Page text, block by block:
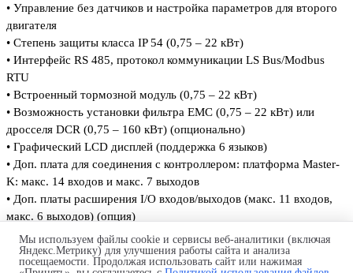
• Управление без датчиков и настройка параметров для второго
двигателя
• Степень защиты класса IP 54 (0,75 – 22 кВт)
• Интерфейс RS 485, протокол коммуникации LS Bus/Modbus
RTU
• Встроенный тормозной модуль (0,75 – 22 кВт)
• Возможность установки фильтра EMC (0,75 – 22 кВт) или
дросселя DCR (0,75 – 160 кВт) (опционально)
• Графический LCD дисплей (поддержка 6 языков)
• Доп. плата для соединения с контроллером: платформа Master-
K: макс. 14 входов и макс. 7 выходов
• Доп. платы расширения I/O входов/выходов (макс. 11 входов,
макс. 6 выходов) (опция)
Интерфейсные платы: Profibus-DP, DeviceNet,
Modbus TCP,
Rnet, LonWorks, CANopen (опция)
Программное обеспечение для настройки и мониторинга (Drive
Мы используем файлы cookie и сервисы веб-аналитики (включая
Яндекс.Метрику) для улучшения работы сайта и анализа
посещаемости. Продолжая использовать сайт или нажимая